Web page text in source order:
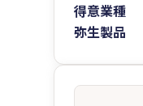
得意業種
弥生製品